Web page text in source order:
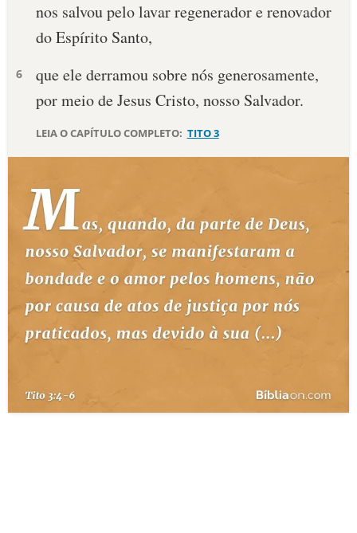
10 MANDAMENTOS
ESBOÇOS DE PREGAÇÃO
PERGUNTE À BÍBLIA
TERMO BÍBLICO JOGOS
QUEM SOMOS
LOJA BÍBLIAON
nos salvou pelo lavar regenerador e renovador
do Espírito Santo,
6
que ele derramou sobre nós generosamente,
por meio de Jesus Cristo, nosso Salvador.
LEIA O CAPÍTULO COMPLETO: TITO 3